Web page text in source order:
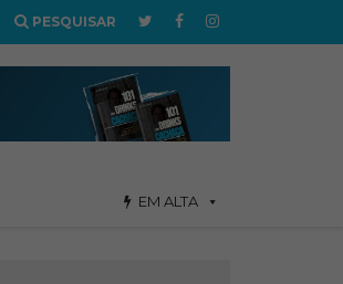
PESQUISAR
EM ALTA